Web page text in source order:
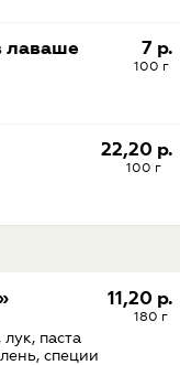
7 р.
100 г
лаваше
22,20 р.
100 г
11,20 р.
180 г
паста
специи